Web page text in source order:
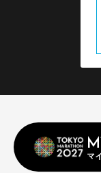
マ